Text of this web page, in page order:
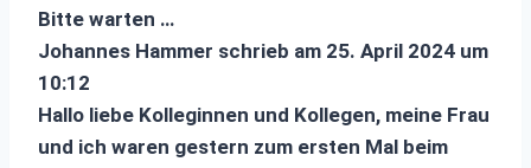
Bitte warten …
Johannes Hammer schrieb am 25. April 2024 um
10:12
Hallo liebe Kolleginnen und Kollegen, meine Frau
und ich waren gestern zum ersten Mal beim